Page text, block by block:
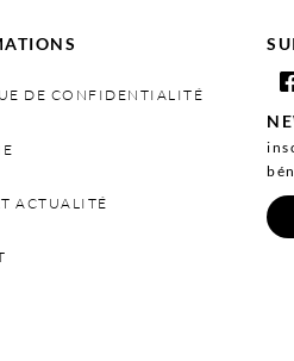
DE CONFIDENTIALITÉ
ACTUALITÉ